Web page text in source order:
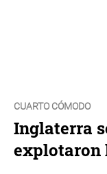
CUARTO CÓMODO
Inglaterra
explotaron